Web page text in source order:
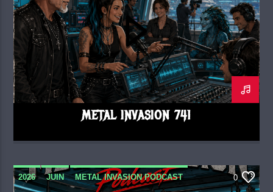
METAL INVASION 741
2026 JUIN METAL INVASION PODCAST 0